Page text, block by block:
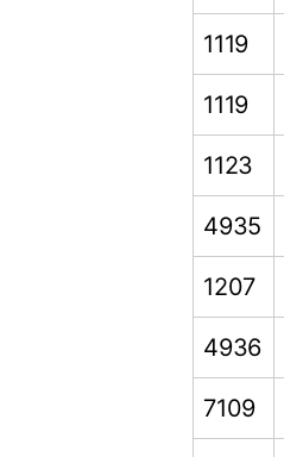
1119
1119
1123
4935
1207
4936
7109